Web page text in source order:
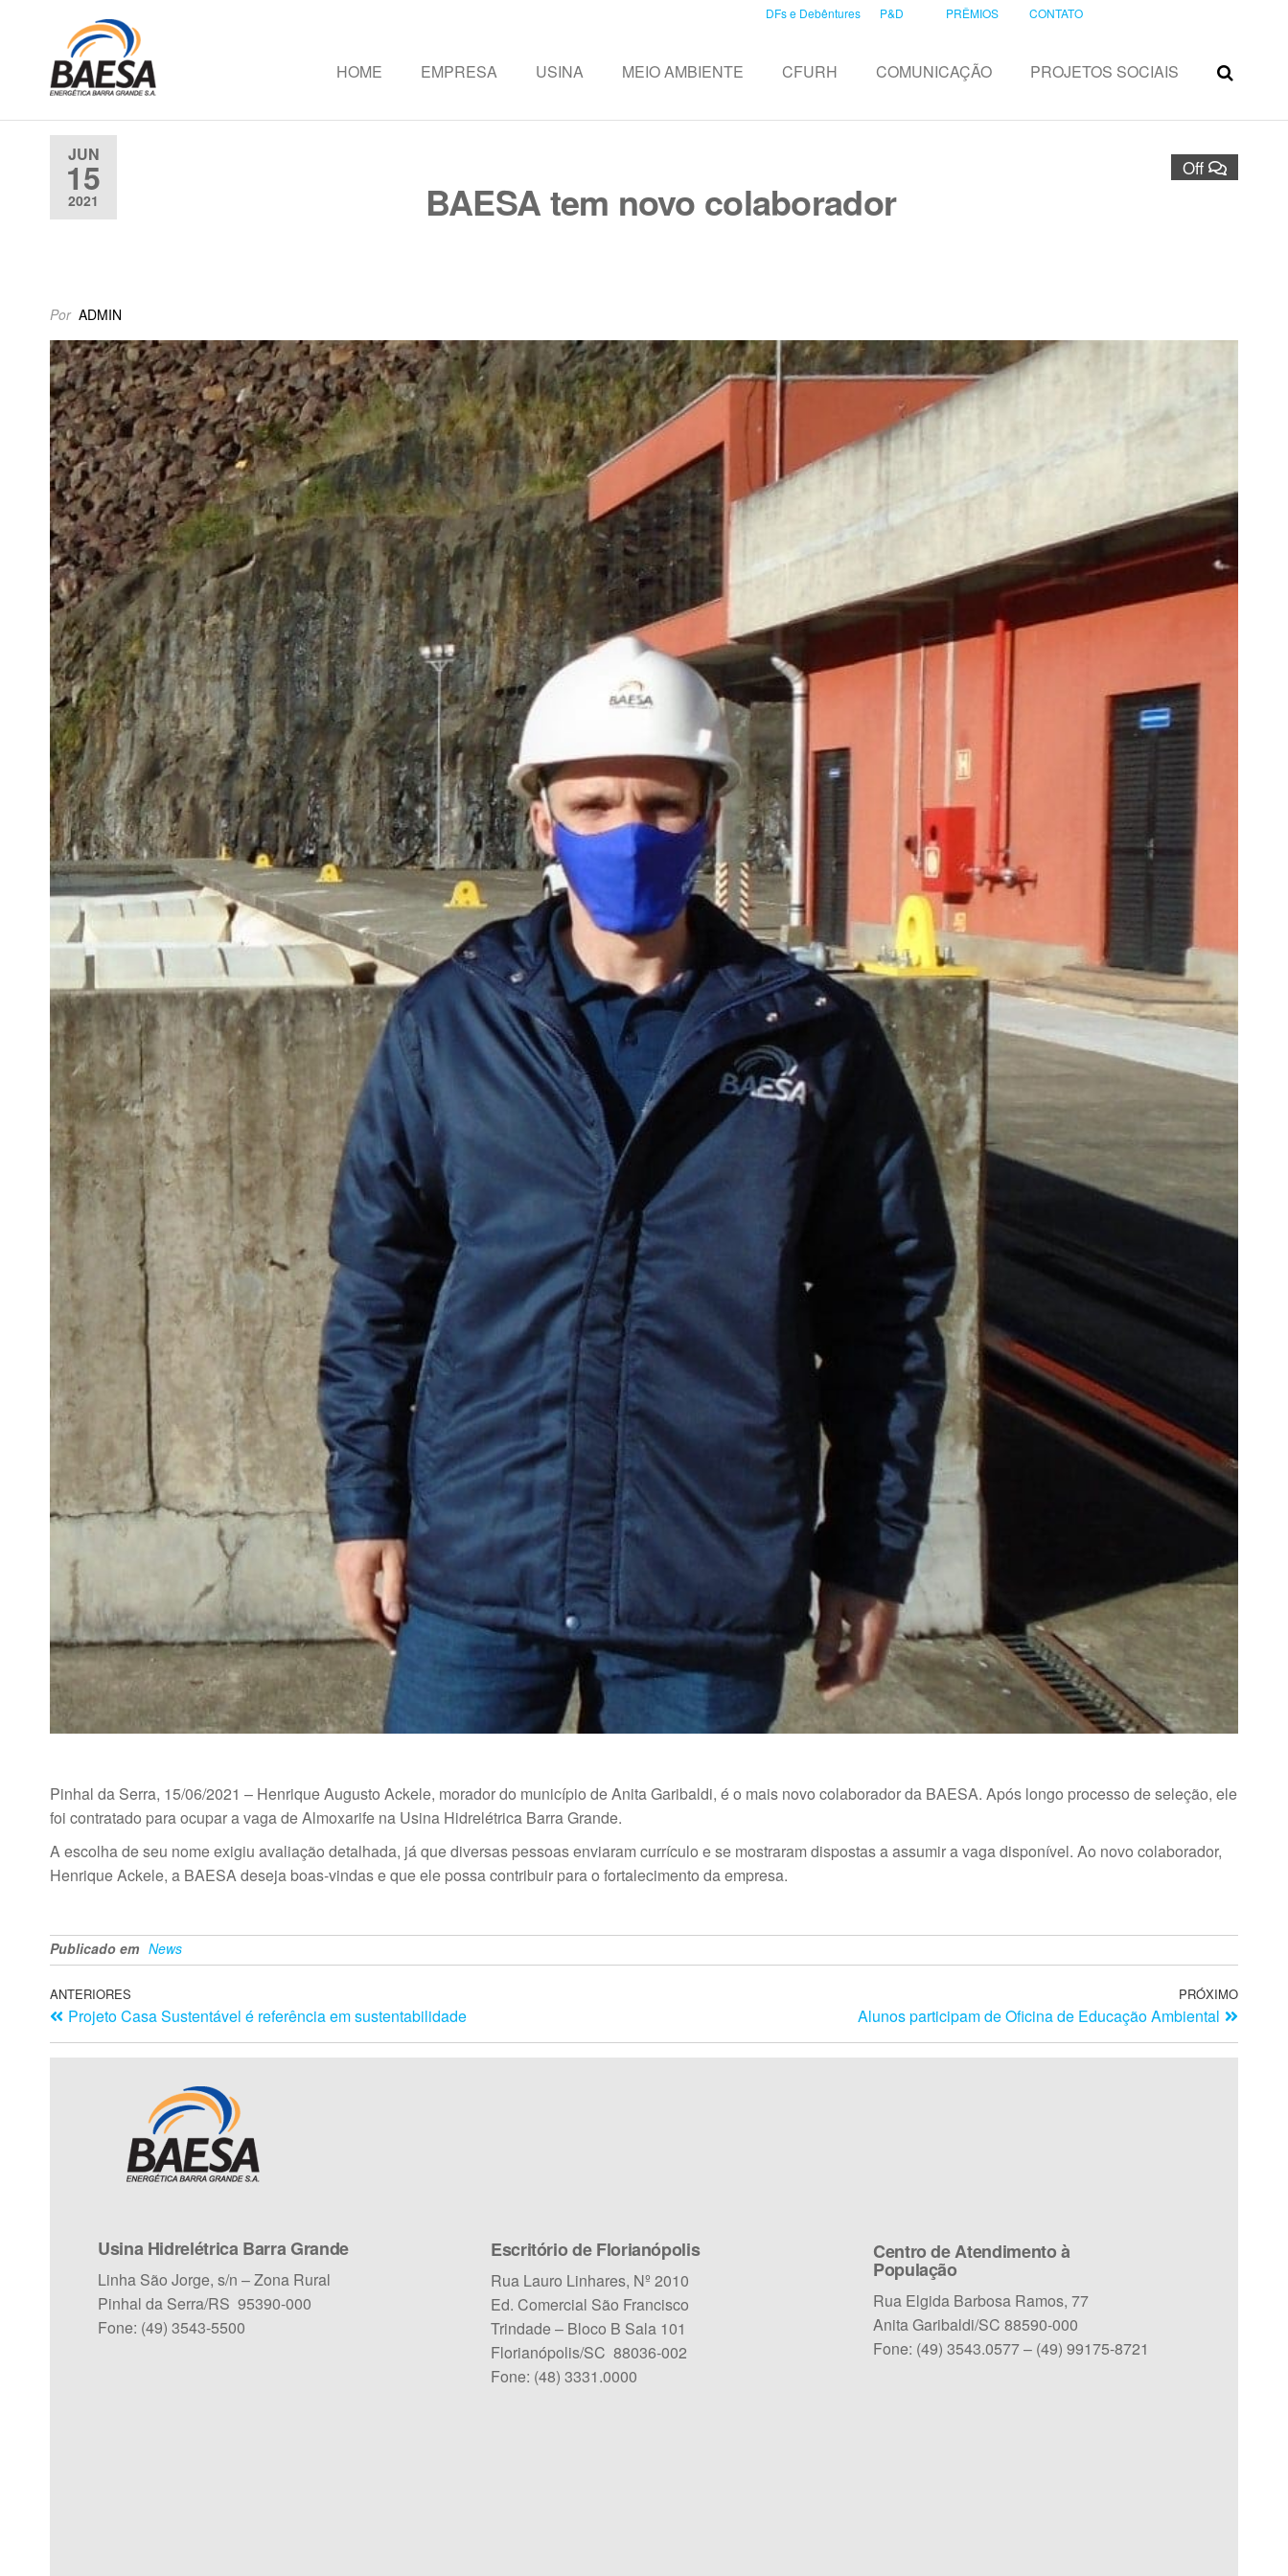
DFs e Debêntures P&D PRÊMIOS CONTATO
HOME EMPRESA USINA MEIO AMBIENTE CFURH COMUNICAÇÃO PROJETOS SOCIAIS
JUN
15
2021
Off
BAESA tem novo colaborador
Por ADMIN
Pinhal da Serra, 15/06/2021 – Henrique Augusto Ackele, morador do município de Anita Garibaldi, é o mais novo colaborador da BAESA. Após longo processo de seleção, ele
foi contratado para ocupar a vaga de Almoxarife na Usina Hidrelétrica Barra Grande.
A escolha de seu nome exigiu avaliação detalhada, já que diversas pessoas enviaram currículo e se mostraram dispostas a assumir a vaga disponível. Ao novo colaborador,
Henrique Ackele, a BAESA deseja boas-vindas e que ele possa contribuir para o fortalecimento da empresa.
Publicado em News
ANTERIORES
Projeto Casa Sustentável é referência em sustentabilidade
PRÓXIMO
Alunos participam de Oficina de Educação Ambiental
Usina Hidrelétrica Barra Grande
Linha São Jorge, s/n – Zona Rural
Pinhal da Serra/RS 95390-000
Fone: (49) 3543-5500
Escritório de Florianópolis
Rua Lauro Linhares, Nº 2010
Ed. Comercial São Francisco
Trindade – Bloco B Sala 101
Florianópolis/SC 88036-002
Fone: (48) 3331.0000
Centro de Atendimento à
População
Rua Elgida Barbosa Ramos, 77
Anita Garibaldi/SC 88590-000
Fone: (49) 3543.0577 – (49) 99175-8721